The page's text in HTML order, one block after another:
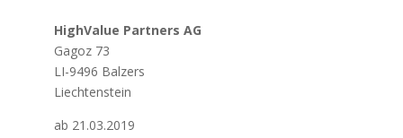
HighValue Partners AG
Gagoz 73
LI-9496 Balzers
Liechtenstein
ab 21.03.2019